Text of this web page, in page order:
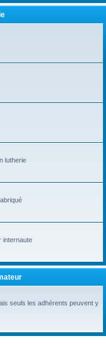
lutherie
internaute
seuls les adhérents peuvent y